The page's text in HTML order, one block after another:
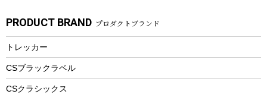
マグカップ、カップ
ステンレスボトル
フードボトル
スプレー関係
ツール、他
ヘルメット
エアーポンプ
アクセサリー
自転車ウェア
パラソル
フローティングベスト
ヘルメット
湯たんぽ
防災用品
PRODUCT BRAND プロダクトブランド
トレッカー
CSブラックラベル
CSクラシックス